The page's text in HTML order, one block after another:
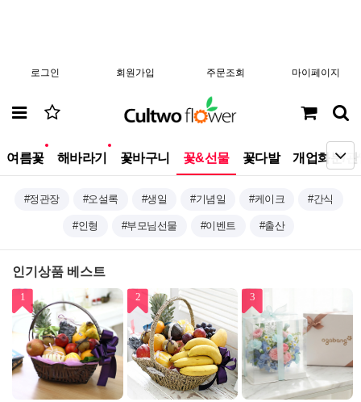
로그인 회원가입 주문조회 마이페이지
여름꽃 해바라기 꽃바구니 꽃&선물 꽃다발 개업화분/
#정관장 #오설록 #생일 #기념일 #케이크 #간식
#인형 #부모님선물 #이벤트 #출산
인기상품 베스트
1 2 3